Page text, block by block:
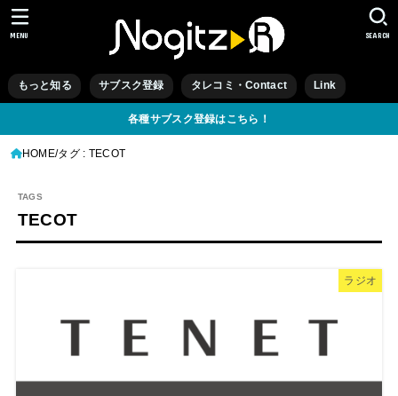
もっと知る サブスク登録 タレコミ・Contact Link
SEARCH
MENU
各種サブスク登録はこちら！
HOME タグ : TECOT
TECOT
ラジオ